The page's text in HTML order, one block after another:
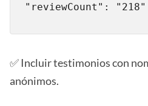
"reviewCount":
✅ Incluir testimonios con
anónimos.